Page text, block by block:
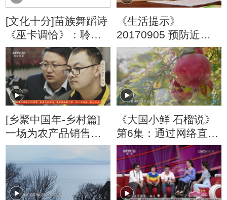
[文化十分]苗族舞蹈诗
《巫卡调恰》：聆听
外婆的歌谣
《生活提示》
20170905 预防近视
握笔姿势很重要
[乡聚中国年-乡村篇]
一场为农产品销售而
准备的网络直播
《大国小鲜 石榴说》
第6集：通过网络直播
“皮亚曼”的名气越来越
响